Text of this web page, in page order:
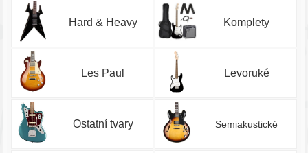
Hard & Heavy Komplety
Les Paul Levoruké
Ostatní tvary Semiakustické